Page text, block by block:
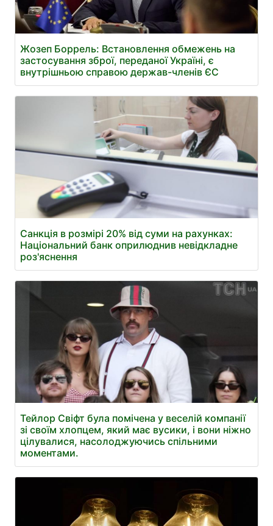
Жозеп Боррель: Встановлення обмежень на
застосування зброї, переданої Україні, є
внутрішньою справою держав-членів ЄС
Санкція в розмірі 20% від суми на рахунках:
Національний банк оприлюднив невідкладне
роз'яснення
Тейлор Свіфт була помічена у веселій компанії
зі своїм хлопцем, який має вусики, і вони ніжно
цілувалися, насолоджуючись спільними
моментами.